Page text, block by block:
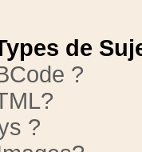
de
?
?